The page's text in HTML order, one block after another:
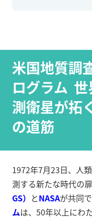
米国地質調
ログラム
測衛星が拓
の道筋
1972年7月23日、人
測する新たな時代の
GS） とNASAが共同
ムは、50年以上にわ